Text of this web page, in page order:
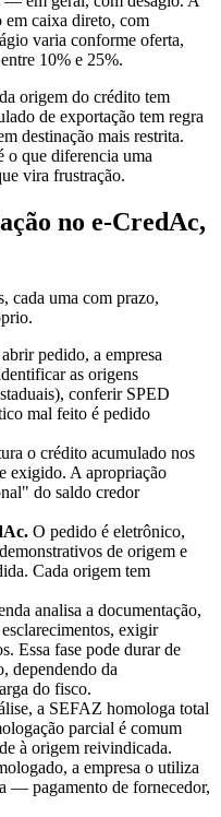
em caixa direto, com
varia conforme oferta,
10% e 25%.
origem do crédito tem
de exportação tem regra
destinação mais restrita.
o que diferencia uma
vira frustração.
no e-CredAc,
cada uma com prazo,
pedido, a empresa
as origens
conferir SPED
mal feito é pedido
o crédito acumulado nos
exigido. A apropriação
do saldo credor
O pedido é eletrônico,
de origem e
Cada origem tem
analisa a documentação,
exigir
Essa fase pode durar de
dependendo da
do fisco.
a SEFAZ homologa total
parcial é comum
à origem reivindicada.
a empresa o utiliza
— pagamento de fornecedor,